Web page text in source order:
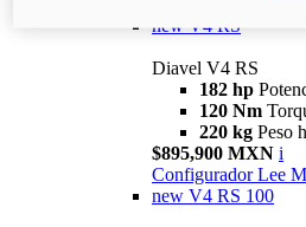
new V4 RS
Diavel V4 RS
182 hp
120 Nm
220 kg Peso
$895,900 MXN i
Configurador Lee
new V4 RS 100